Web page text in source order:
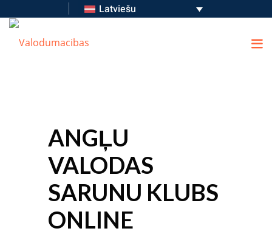
Latviešu
ANGĻU
VALODAS
SARUNU KLUBS
ONLINE